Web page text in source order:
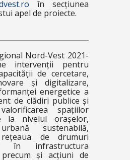
în secțiunea
apel de proiecte.
Nord-Vest 2021-
intervenții pentru
de cercetare,
și digitalizare,
energetice a
de clădiri publice și
spațiilor
la nivelul orașelor,
sustenabilă,
de drumuri
în infrastructura
precum și acțiuni de